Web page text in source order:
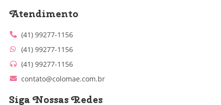
Atendimento
(41) 99277-1156
(41) 99277-1156
(41) 99277-1156
contato@colomae.com.br
Siga Nossas Redes